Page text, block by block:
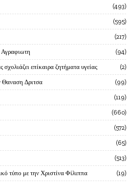
493
595
217
Αγραφιωτη 94
επίκαιρα ζητήματα υγείας 2
Θαναση Δριτσα 99
119
660
572
65
513
τύπο με την Χριστίνα Φίλιππα 19